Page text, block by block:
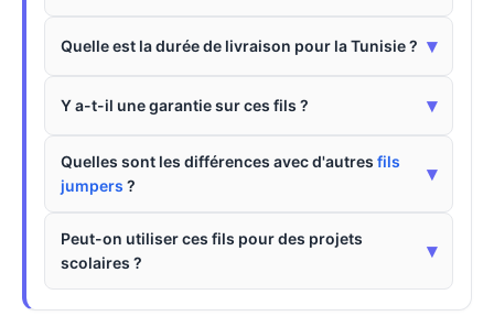
Quelle est la durée de livraison pour la Tunisie ? ▾
Y a-t-il une garantie sur ces fils ? ▾
Quelles sont les différences avec d'autres fils
jumpers ?
▾
Peut-on utiliser ces fils pour des projets
scolaires ?
▾